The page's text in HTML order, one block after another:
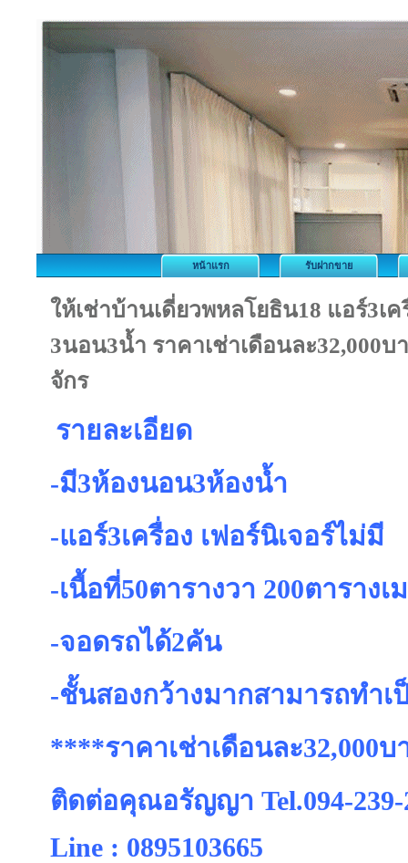
หน้าแรก รับฝากขาย
ให้เช่าบ้านเดี่ยวพหลโยธิน18 แอร์3เค
3นอน3น้ำ ราคาเช่าเดือนละ32,000
จักร
รายละเอียด
-มี3ห้องนอน3ห้องน้ำ
-แอร์3เครื่อง เฟอร์นิเจอร์ไม่มี
-เนื้อที่50ตารางวา 200ตารางเ
-จอดรถได้2คัน
-ชั้นสองกว้างมากสามารถทำ
****ราคาเช่าเดือนละ32,000
ติดต่อคุณอรัญญา Tel.094-239-
Line : 0895103665